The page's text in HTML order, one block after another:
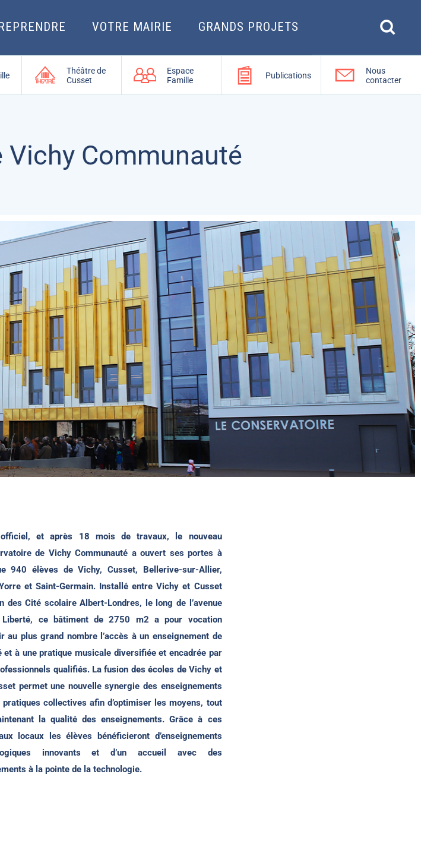
VOTRE MAIRIE GRANDS PROJETS
Théâtre de
Cusset
Espace
Famille
Publications
Nous
contacter
Vichy Communauté
officiel, et après 18 mois de travaux, le nouveau
de Vichy Communauté a ouvert ses portes à
940 élèves de Vichy, Cusset, Bellerive-sur-Allier,
et Saint-Germain. Installé entre Vichy et Cusset
des Cité scolaire Albert-Londres, le long de l’avenue
ce bâtiment de 2750 m2 a pour vocation
au plus grand nombre l’accès à un enseignement de
et à une pratique musicale diversifiée et encadrée par
qualifiés. La fusion des écoles de Vichy et
permet une nouvelle synergie des enseignements
pratiques collectives afin d’optimiser les moyens, tout
la qualité des enseignements. Grâce à ces
locaux les élèves bénéficieront d’enseignements
innovants et d’un accueil avec des
à la pointe de la technologie.